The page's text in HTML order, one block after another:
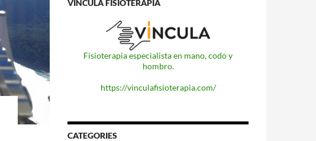
VINCULA FISIOTERAPIA
Fisioterapia especialista en mano, codo y
hombro.
https://vinculafisioterapia.com/
CATEGORIES